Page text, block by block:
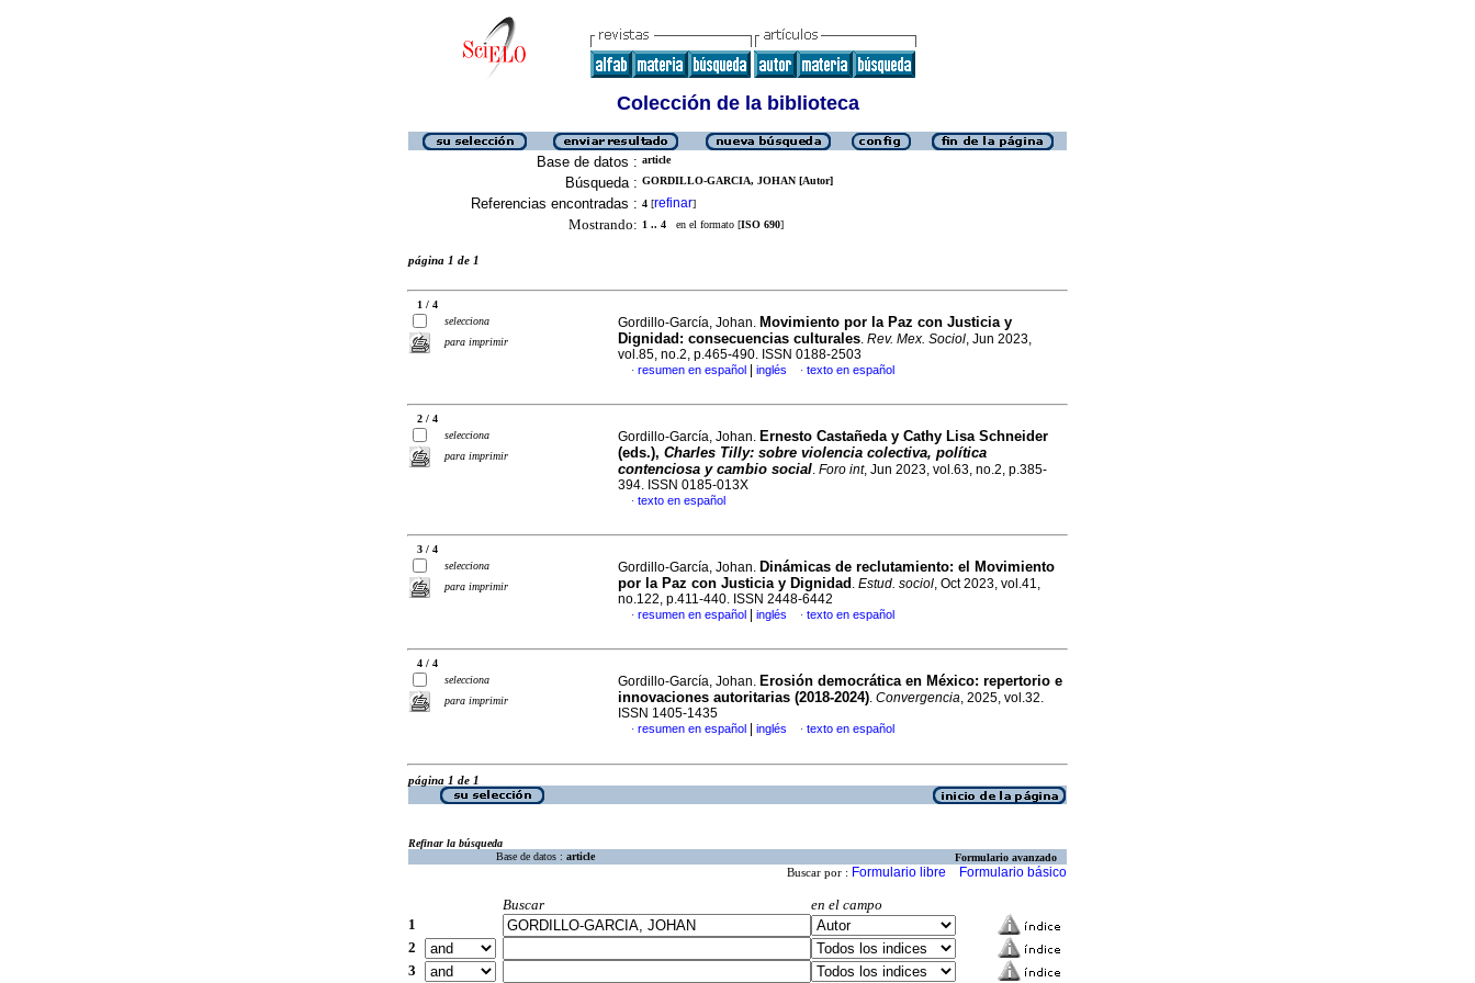
Colección de la biblioteca
Base de datos : article
Búsqueda : GORDILLO-GARCIA, JOHAN [Autor]
Referencias encontradas : 4 [refinar]
Mostrando: 1 .. 4 en el formato [ISO 690]
página 1 de 1
1 / 4
selecciona
para imprimir
Gordillo-García, Johan. Movimiento por la Paz con Justicia y
Dignidad: consecuencias culturales. Rev. Mex. Sociol, Jun 2023,
vol.85, no.2, p.465-490. ISSN 0188-2503
· resumen en español inglés · texto en español
2 / 4
selecciona
para imprimir
Gordillo-García, Johan. Ernesto Castañeda y Cathy Lisa Schneider
(eds.), Charles Tilly: sobre violencia colectiva, política
contenciosa y cambio social. Foro int, Jun 2023, vol.63, no.2, p.385-
394. ISSN 0185-013X
· texto en español
3 / 4
selecciona
para imprimir
Gordillo-García, Johan. Dinámicas de reclutamiento: el Movimiento
por la Paz con Justicia y Dignidad . Estud. sociol, Oct 2023, vol.41,
no.122, p.411-440. ISSN 2448-6442
· resumen en español inglés · texto en español
4 / 4
selecciona
para imprimir
Gordillo-García, Johan. Erosión democrática en México: repertorio e
innovaciones autoritarias (2018-2024). Convergencia, 2025, vol.32.
ISSN 1405-1435
· resumen en español inglés · texto en español
página 1 de 1
Refinar la búsqueda
Base de datos : article Formulario avanzado
Buscar por : Formulario libre Formulario básico
Buscar
en el campo
1
2
3